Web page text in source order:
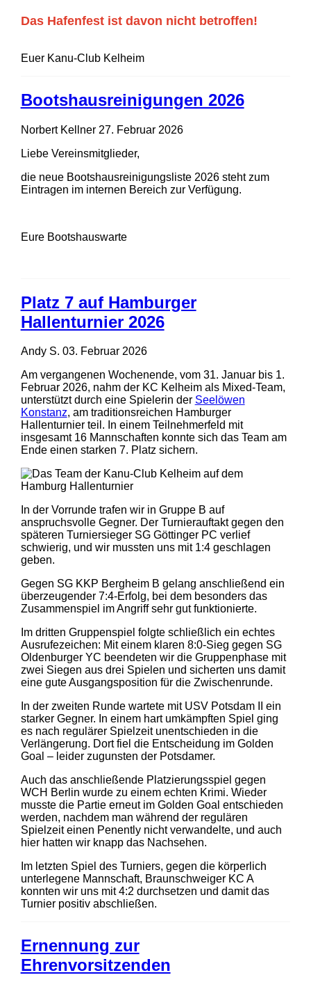
Das Hafenfest ist davon nicht betroffen!
Euer Kanu-Club Kelheim
Bootshausreinigungen 2026
Norbert Kellner 27. Februar 2026
Liebe Vereinsmitglieder,
die neue Bootshausreinigungsliste 2026 steht zum
Eintragen im internen Bereich zur Verfügung.
Eure Bootshauswarte
Platz 7 auf Hamburger
Hallenturnier 2026
Andy S. 03. Februar 2026
Am vergangenen Wochenende, vom 31. Januar bis 1.
Februar 2026, nahm der KC Kelheim als Mixed-Team,
unterstützt durch eine Spielerin der Seelöwen
Konstanz, am traditionsreichen Hamburger
Hallenturnier teil. In einem Teilnehmerfeld mit
insgesamt 16 Mannschaften konnte sich das Team am
Ende einen starken 7. Platz sichern.
In der Vorrunde trafen wir in Gruppe B auf
anspruchsvolle Gegner. Der Turnierauftakt gegen den
späteren Turniersieger SG Göttinger PC verlief
schwierig, und wir mussten uns mit 1:4 geschlagen
geben.
Gegen SG KKP Bergheim B gelang anschließend ein
überzeugender 7:4-Erfolg, bei dem besonders das
Zusammenspiel im Angriff sehr gut funktionierte.
Im dritten Gruppenspiel folgte schließlich ein echtes
Ausrufezeichen: Mit einem klaren 8:0-Sieg gegen SG
Oldenburger YC beendeten wir die Gruppenphase mit
zwei Siegen aus drei Spielen und sicherten uns damit
eine gute Ausgangsposition für die Zwischenrunde.
In der zweiten Runde wartete mit USV Potsdam II ein
starker Gegner. In einem hart umkämpften Spiel ging
es nach regulärer Spielzeit unentschieden in die
Verlängerung. Dort fiel die Entscheidung im Golden
Goal – leider zugunsten der Potsdamer.
Auch das anschließende Platzierungsspiel gegen
WCH Berlin wurde zu einem echten Krimi. Wieder
musste die Partie erneut im Golden Goal entschieden
werden, nachdem man während der regulären
Spielzeit einen Penently nicht verwandelte, und auch
hier hatten wir knapp das Nachsehen.
Im letzten Spiel des Turniers, gegen die körperlich
unterlegene Mannschaft, Braunschweiger KC A
konnten wir uns mit 4:2 durchsetzen und damit das
Turnier positiv abschließen.
Ernennung zur
Ehrenvorsitzenden